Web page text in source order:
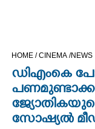
OPINION
HOME /CINEMA /NEWS
ഡിഎംകെ
സോഷ്യൽ